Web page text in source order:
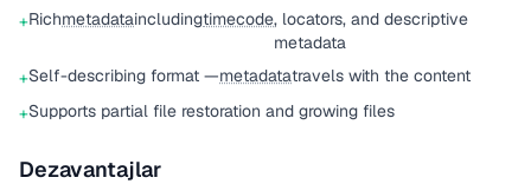
+Richmetadataincludingtimecode, locators, and descriptive
metadata
+Self-describing format —metadatatravels with the content
+Supports partial file restoration and growing files
Dezavantajlar